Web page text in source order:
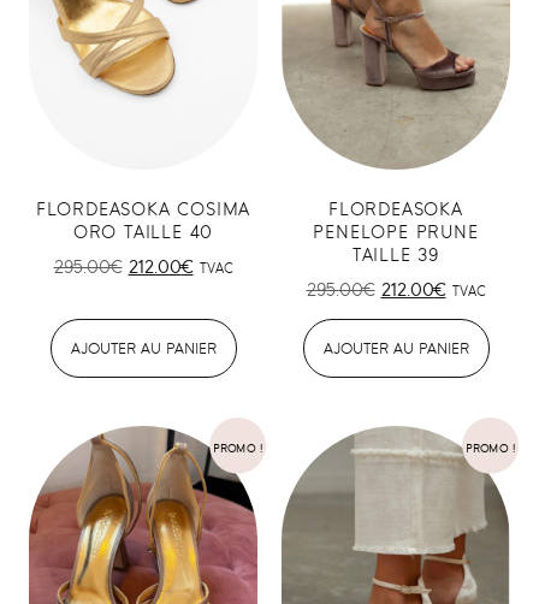
FLORDEASOKA COSIMA
ORO TAILLE 40
295.00€ 212.00€ TVAC
AJOUTER AU PANIER
FLORDEASOKA
PENELOPE PRUNE
TAILLE 39
295.00€ 212.00€ TVAC
AJOUTER AU PANIER
PROMO ! PROMO !